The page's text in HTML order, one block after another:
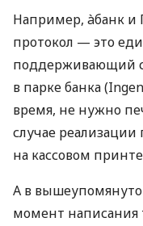
Например, àбанк и
протокол — это
поддерживающий
в парке банка
время, не нужно
случае
на кассовом
А в
момент написания